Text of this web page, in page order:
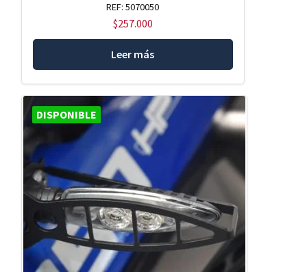
REF: 5070050
$257.000
Leer más
DISPONIBLE